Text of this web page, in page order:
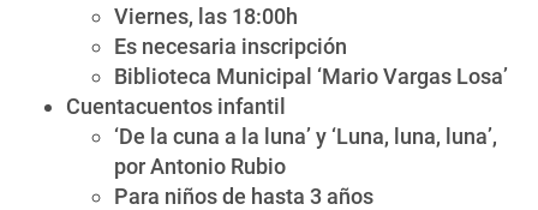
Viernes, las 18:00h
Es necesaria inscripción
Biblioteca Municipal ‘Mario Vargas Losa’
Cuentacuentos infantil
‘De la cuna a la luna’ y ‘Luna, luna, luna’,
por Antonio Rubio
Para niños de hasta 3 años